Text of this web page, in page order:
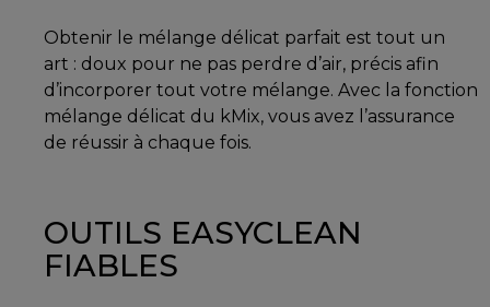
Obtenir le mélange délicat parfait est tout un
art : doux pour ne pas perdre d’air, précis afin
d’incorporer tout votre mélange. Avec la fonction
mélange délicat du kMix, vous avez l’assurance
de réussir à chaque fois.
OUTILS EASYCLEAN
FIABLES